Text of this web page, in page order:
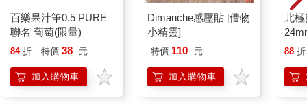
百樂果汁筆0.5 PURE
聯名 葡萄(限量)
84 折 特價 38 元
加入購物車
Dimanche感壓貼 [借物
小精靈]
特價 110 元
加入購物車
北
88 折